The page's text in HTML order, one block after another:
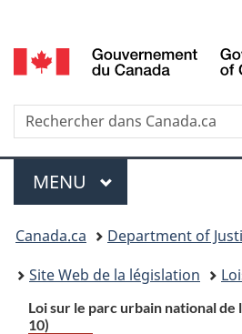
au
de
la
selection
Recherche
Menu
MENU PRINCIPAL
You
are
here:
Canada.ca
Department of
Site Web de la législation
Loi sur le parc urbain national de
10)